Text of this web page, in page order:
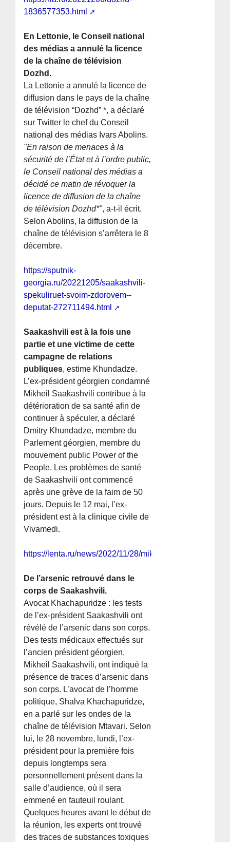
1836577353.html
En Lettonie, le Conseil national
des médias a annulé la licence
de la chaîne de télévision
Dozhd.
La Lettonie a annulé la licence de
diffusion dans le pays de la chaîne
de télévision “Dozhd” *, a déclaré
sur Twitter le chef du Conseil
national des médias Ivars Abolins.
"En raison de menaces à la
sécurité de l’État et à l’ordre public,
le Conseil national des médias a
décidé ce matin de révoquer la
licence de diffusion de la chaîne
de télévision Dozhd*", a-t-il écrit.
Selon Abolins, la diffusion de la
chaîne de télévision s’arrêtera le 8
décembre.
https://sputnik-
georgia.ru/20221205/saakashvili-
spekuliruet-svoim-zdorovem--
deputat-272711494.html
Saakashvili est à la fois une
partie et une victime de cette
campagne de relations
publiques, estime Khundadze.
L’ex-président géorgien condamné
Mikheil Saakashvili contribue à la
détérioration de sa santé afin de
continuer à spéculer, a déclaré
Dmitry Khundadze, membre du
Parlement géorgien, membre du
mouvement public Power of the
People. Les problèmes de santé
de Saakashvili ont commencé
après une grève de la faim de 50
jours. Depuis le 12 mai, l’ex-
président est à la clinique civile de
Vivamedi.
https://lenta.ru/news/2022/11/28/mikhail_mikhail/
De l’arsenic retrouvé dans le
corps de Saakashvili.
Avocat Khachapuridze : les tests
de l’ex-président Saakashvili ont
révélé de l’arsenic dans son corps.
Des tests médicaux effectués sur
l’ancien président géorgien,
Mikheil Saakashvili, ont indiqué la
présence de traces d’arsenic dans
son corps. L’avocat de l’homme
politique, Shalva Khachapuridze,
en a parlé sur les ondes de la
chaîne de télévision Mtavari. Selon
lui, le 28 novembre, lundi, l’ex-
président pour la première fois
depuis longtemps sera
personnellement présent dans la
salle d’audience, où il sera
emmené en fauteuil roulant.
Quelques heures avant le début de
la réunion, les experts ont trouvé
des traces de substances toxiques